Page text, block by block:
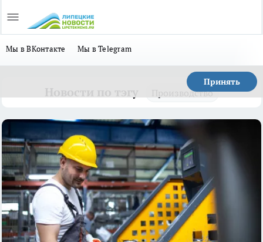
Мы в ВКонтакте Мы в Telegram
Принять
Производство